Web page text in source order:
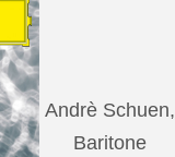
Andrè Schuen,
Baritone